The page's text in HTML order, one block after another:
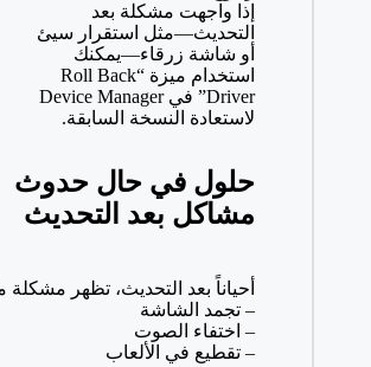
إذا واجهت مشكلة بعد
التحديث—مثل استقرار سيئ
أو شاشة زرقاء—يمكنك
استخدام ميزة “Roll Back
Driver” في Device Manager
لاستعادة النسخة السابقة.
حلول في حال حدوث
مشاكل بعد التحديث
أحياناً بعد التحديث، تظهر مشكلة
– تجمد الشاشة
– اختفاء الصوت
– تقطيع في الألعاب